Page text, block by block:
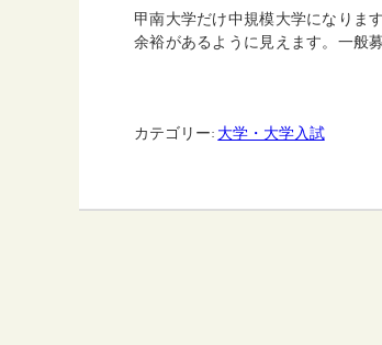
甲南大学だけ中規模大学になりま
余裕があるように見えます。一般
カテゴリー: 大学・大学入試